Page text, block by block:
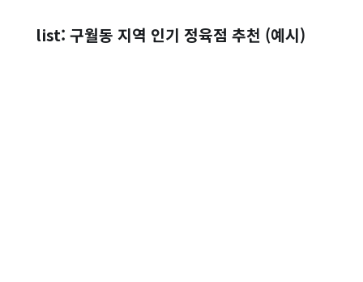
list: 구월동 지역 인기 정육점 추천 (예시)